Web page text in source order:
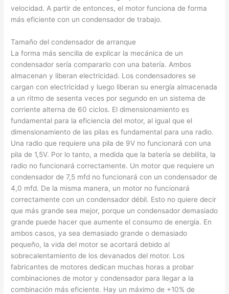
velocidad. A partir de entonces, el motor funciona de forma
más eficiente con un condensador de trabajo.
Tamaño del condensador de arranque
La forma más sencilla de explicar la mecánica de un
condensador sería compararlo con una batería. Ambos
almacenan y liberan electricidad. Los condensadores se
cargan con electricidad y luego liberan su energía almacenada
a un ritmo de sesenta veces por segundo en un sistema de
corriente alterna de 60 ciclos. El dimensionamiento es
fundamental para la eficiencia del motor, al igual que el
dimensionamiento de las pilas es fundamental para una radio.
Una radio que requiere una pila de 9V no funcionará con una
pila de 1,5V. Por lo tanto, a medida que la batería se debilita, la
radio no funcionará correctamente. Un motor que requiere un
condensador de 7,5 mfd no funcionará con un condensador de
4,0 mfd. De la misma manera, un motor no funcionará
correctamente con un condensador débil. Esto no quiere decir
que más grande sea mejor, porque un condensador demasiado
grande puede hacer que aumente el consumo de energía. En
ambos casos, ya sea demasiado grande o demasiado
pequeño, la vida del motor se acortará debido al
sobrecalentamiento de los devanados del motor. Los
fabricantes de motores dedican muchas horas a probar
combinaciones de motor y condensador para llegar a la
combinación más eficiente. Hay un máximo de +10% de